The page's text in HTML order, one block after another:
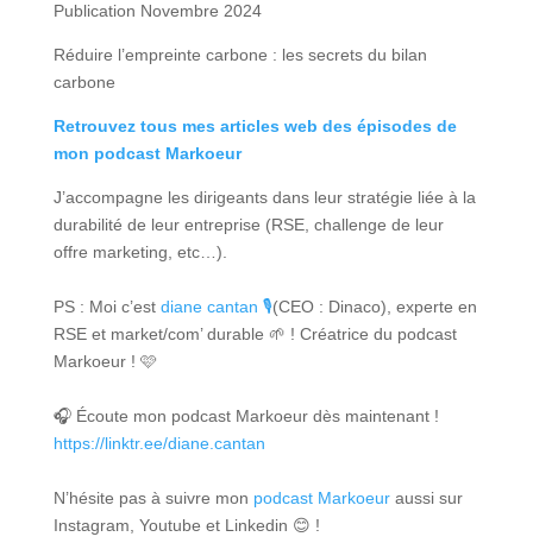
Publication Novembre 2024
Réduire l’empreinte carbone : les secrets du bilan
carbone
Retrouvez tous mes articles web des épisodes de
mon podcast Markoeur
J’accompagne les dirigeants dans leur stratégie liée à la
durabilité de leur entreprise (RSE, challenge de leur
offre marketing, etc…).
PS : Moi c’est diane cantan 🎙(CEO : Dinaco), experte en
RSE et market/com’ durable 🌱 ! Créatrice du podcast
Markoeur ! 🩷
🎧 Écoute mon podcast Markoeur dès maintenant !
https://linktr.ee/diane.cantan
N’hésite pas à suivre mon podcast Markoeuraussi sur
Instagram, Youtube et Linkedin 😊 !